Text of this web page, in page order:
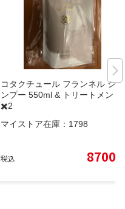
コタクチュール フランネル シャ
ンプー 550ml & トリートメン
✖️2
マイストア在庫： 1798
税込 8700